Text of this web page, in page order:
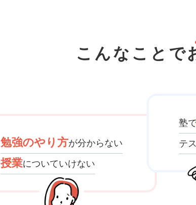
こんなことで
勉強のやり方が分からない
授業についていけない
塾
テ